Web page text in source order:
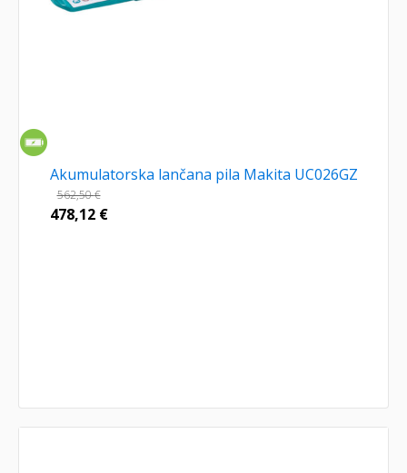
Akumulatorska lančana pila Makita UC026GZ
562,50€
478,12 €